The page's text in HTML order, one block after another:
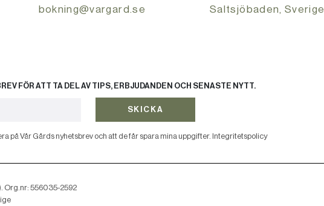
bokning@vargard.se
Saltsjöbaden, Sverige
FÖR ATT TA DEL AV TIPS, ERBJUDANDEN OCH SENASTE NYTT.
på Vår Gårds nyhetsbrev och att de får spara mina uppgifter. Integritetspolicy
SKICKA
Org.nr: 556035-2592